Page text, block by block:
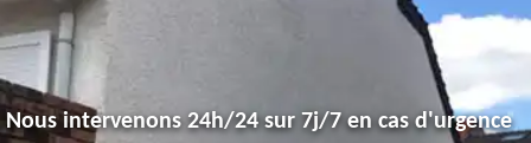
Nous intervenons 24h/24 sur 7j/7 en cas d'urgence